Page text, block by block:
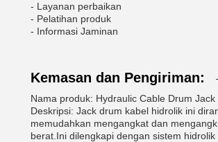
- Layanan perbaikan
- Pelatihan produk
- Informasi Jaminan
Kemasan dan Pengiriman:
Nama produk: Hydraulic Cable Drum Jack
Deskripsi: Jack drum kabel hidrolik ini
memudahkan mengangkat dan
berat.Ini dilengkapi dengan sistem